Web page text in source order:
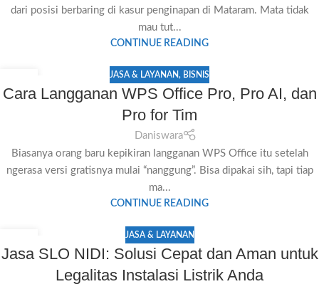
dari posisi berbaring di kasur penginapan di Mataram. Mata tidak
mau tut...
CONTINUE READING
JUL
JASA & LAYANAN, BISNIS
Cara Langganan WPS Office Pro, Pro AI, dan
Pro for Tim
Daniswara
Biasanya orang baru kepikiran langganan WPS Office itu setelah
ngerasa versi gratisnya mulai “nanggung”. Bisa dipakai sih, tapi tiap
ma...
CONTINUE READING
JUL
JASA & LAYANAN
Jasa SLO NIDI: Solusi Cepat dan Aman untuk
Legalitas Instalasi Listrik Anda